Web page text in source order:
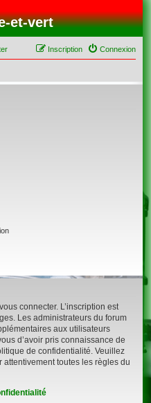
et-vert
Connexion
Inscription
connecter. L’inscription est
Les administrateurs du forum
aux utilisateurs
d’avoir pris connaissance de
de confidentialité. Veuillez
toutes les règles du